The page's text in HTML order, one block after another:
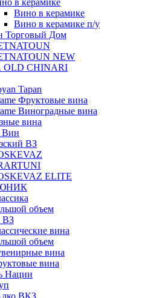
в керамике
Вино в керамике
Вино в керамике п/у
Торговый Дом
NEW
OLD CHINARI
Tapan
Фруктовые вина
Виноградные вина
вина
Вин
ВЗ
ELITE
объем
ВЗ
вина
объем
вина
вина
Нации
ВКЗ